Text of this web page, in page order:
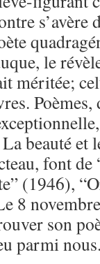
s’avère
le
méritée;
Poèmes,
beauté et
font
(1946),
8
son
parmi